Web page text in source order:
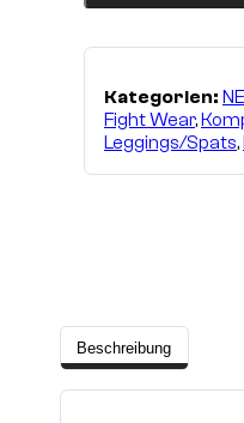
Kategorien:
Fight Wear,
Leggings/Spats,
Beschreibung